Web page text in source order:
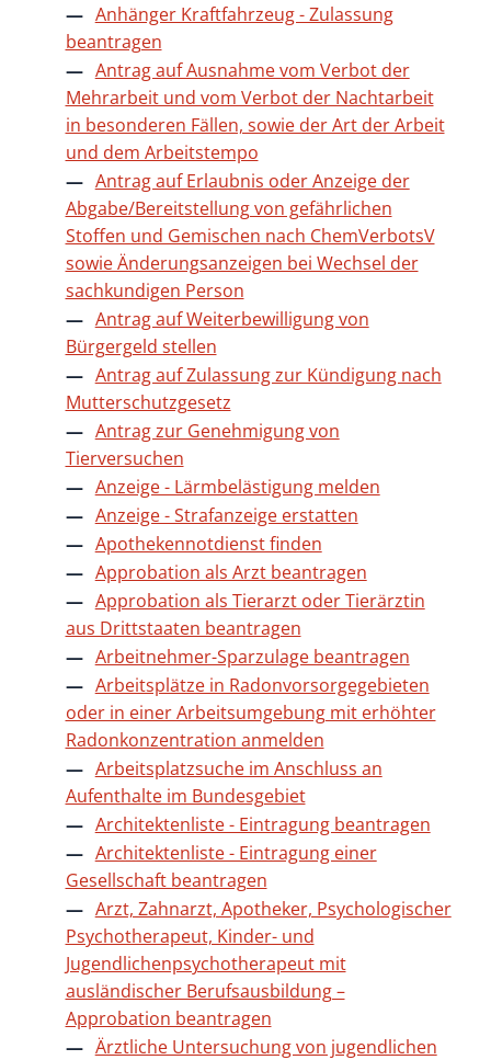
Anhänger Kraftfahrzeug - Zulassung
beantragen
Antrag auf Ausnahme vom Verbot der
Mehrarbeit und vom Verbot der Nachtarbeit
in besonderen Fällen, sowie der Art der Arbeit
und dem Arbeitstempo
Antrag auf Erlaubnis oder Anzeige der
Abgabe/Bereitstellung von gefährlichen
Stoffen und Gemischen nach ChemVerbotsV
sowie Änderungsanzeigen bei Wechsel der
sachkundigen Person
Antrag auf Weiterbewilligung von
Bürgergeld stellen
Antrag auf Zulassung zur Kündigung nach
Mutterschutzgesetz
Antrag zur Genehmigung von
Tierversuchen
Anzeige - Lärmbelästigung melden
Anzeige - Strafanzeige erstatten
Apothekennotdienst finden
Approbation als Arzt beantragen
Approbation als Tierarzt oder Tierärztin
aus Drittstaaten beantragen
Arbeitnehmer-Sparzulage beantragen
Arbeitsplätze in Radonvorsorgegebieten
oder in einer Arbeitsumgebung mit erhöhter
Radonkonzentration anmelden
Arbeitsplatzsuche im Anschluss an
Aufenthalte im Bundesgebiet
Architektenliste - Eintragung beantragen
Architektenliste - Eintragung einer
Gesellschaft beantragen
Arzt, Zahnarzt, Apotheker, Psychologischer
Psychotherapeut, Kinder- und
Jugendlichenpsychotherapeut mit
ausländischer Berufsausbildung –
Approbation beantragen
Ärztliche Untersuchung von jugendlichen